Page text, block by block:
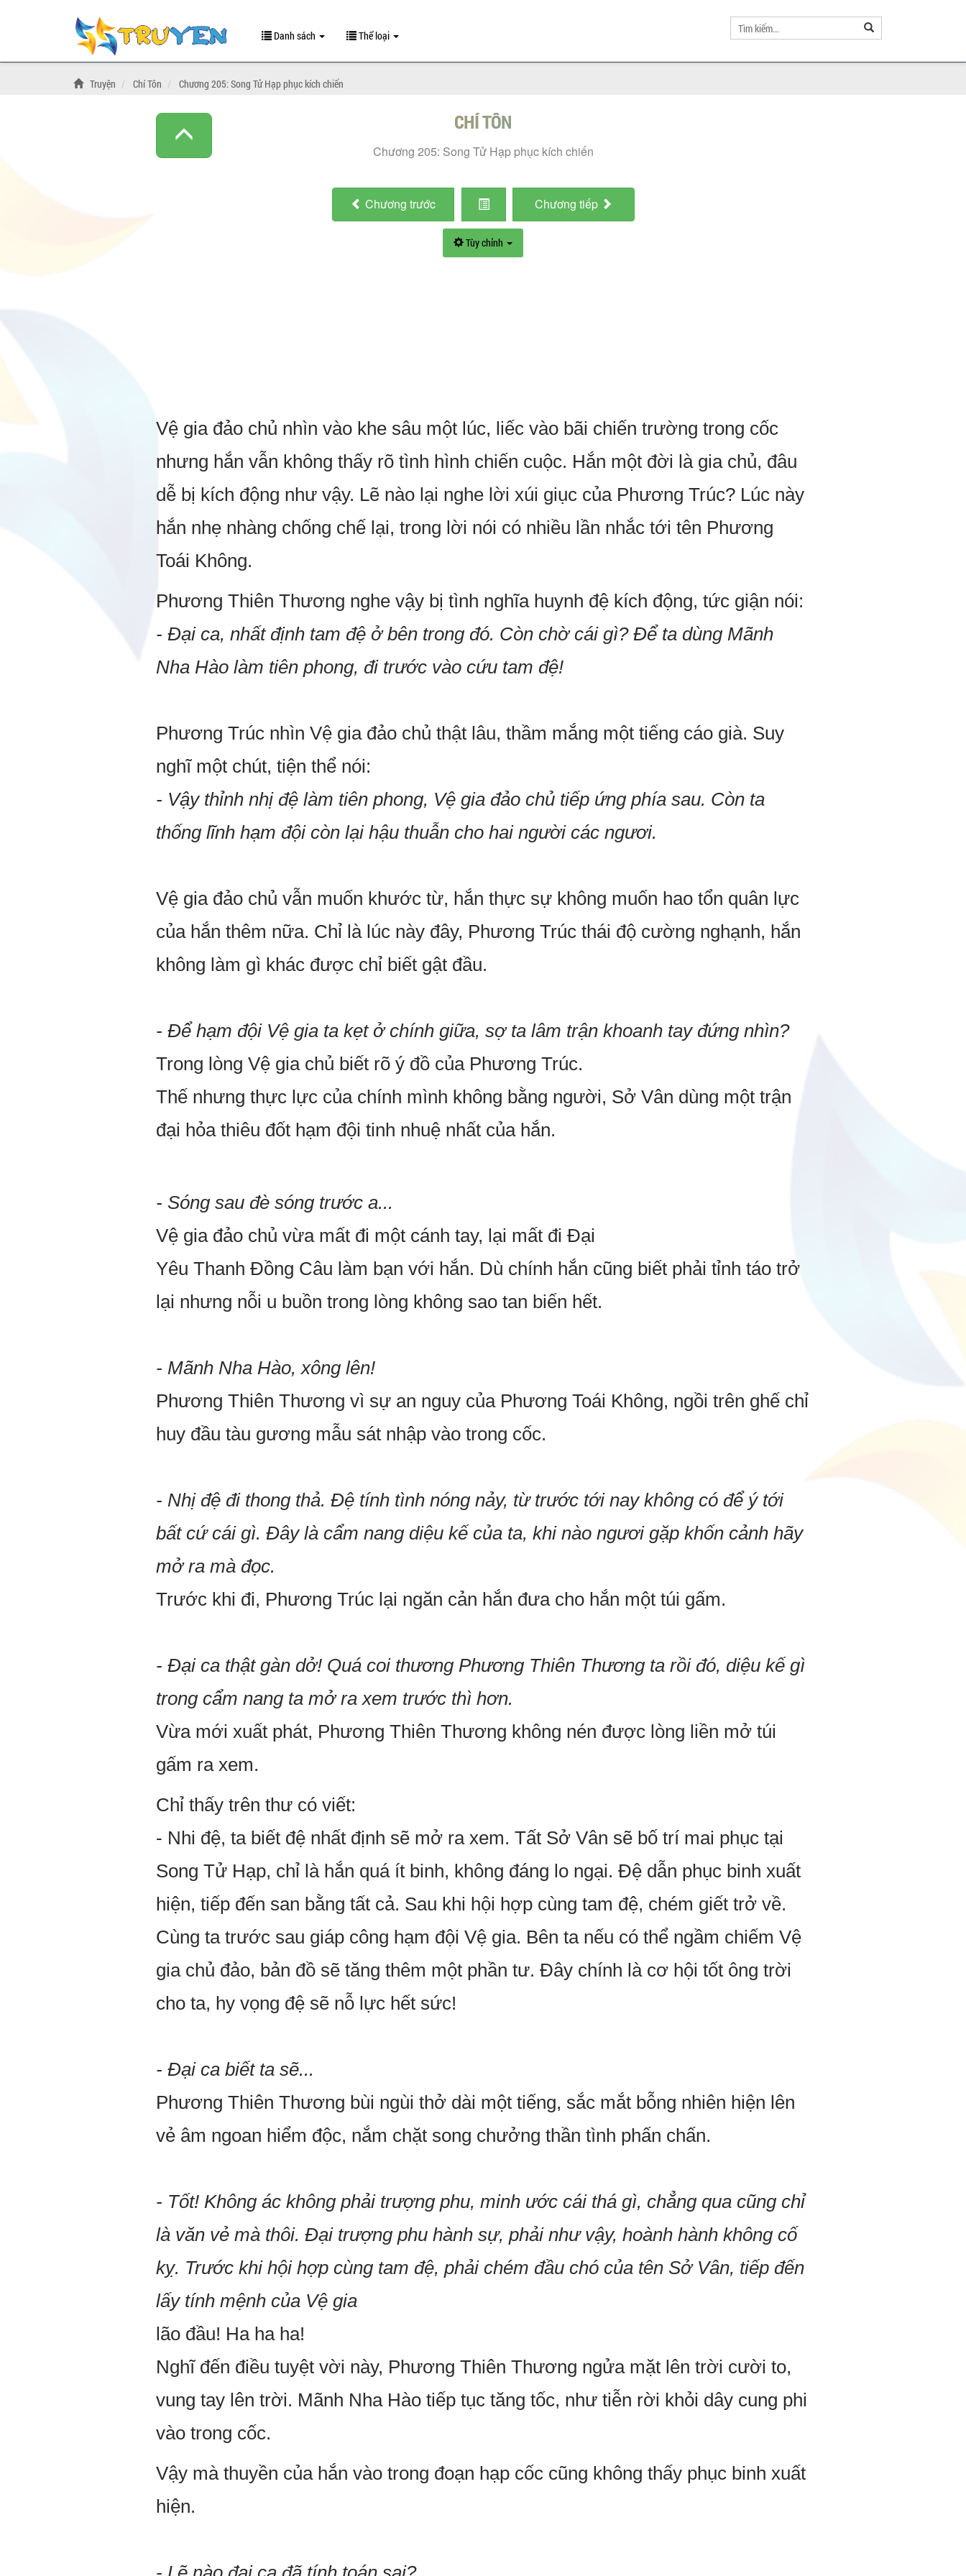
Danh sách Thể loại
Truyện Chí Tôn Chương 205: Song Tử Hạp phục kích chiến
CHÍ TÔN
Chương 205: Song Tử Hạp phục kích chiến
Chương trước Chương tiếp
Tùy chỉnh
Vệ gia đảo chủ nhìn vào khe sâu một lúc, liếc vào bãi chiến trường trong cốc
nhưng hắn vẫn không thấy rõ tình hình chiến cuộc. Hắn một đời là gia chủ, đâu
dễ bị kích động như vậy. Lẽ nào lại nghe lời xúi giục của Phương Trúc? Lúc này
hắn nhẹ nhàng chống chế lại, trong lời nói có nhiều lần nhắc tới tên Phương
Toái Không.
Phương Thiên Thương nghe vậy bị tình nghĩa huynh đệ kích động, tức giận nói:
- Đại ca, nhất định tam đệ ở bên trong đó. Còn chờ cái gì? Để ta dùng Mãnh
Nha Hào làm tiên phong, đi trước vào cứu tam đệ!
Phương Trúc nhìn Vệ gia đảo chủ thật lâu, thầm mắng một tiếng cáo già. Suy
nghĩ một chút, tiện thể nói:
- Vậy thỉnh nhị đệ làm tiên phong, Vệ gia đảo chủ tiếp ứng phía sau. Còn ta
thống lĩnh hạm đội còn lại hậu thuẫn cho hai người các ngươi.
Vệ gia đảo chủ vẫn muốn khước từ, hắn thực sự không muốn hao tổn quân lực
của hắn thêm nữa. Chỉ là lúc này đây, Phương Trúc thái độ cường nghạnh, hắn
không làm gì khác được chỉ biết gật đầu.
- Để hạm đội Vệ gia ta kẹt ở chính giữa, sợ ta lâm trận khoanh tay đứng nhìn?
Trong lòng Vệ gia chủ biết rõ ý đồ của Phương Trúc.
Thế nhưng thực lực của chính mình không bằng người, Sở Vân dùng một trận
đại hỏa thiêu đốt hạm đội tinh nhuệ nhất của hắn.
- Sóng sau đè sóng trước a...
Vệ gia đảo chủ vừa mất đi một cánh tay, lại mất đi Đại
Yêu Thanh Đồng Câu làm bạn với hắn. Dù chính hắn cũng biết phải tỉnh táo trở
lại nhưng nỗi u buồn trong lòng không sao tan biến hết.
- Mãnh Nha Hào, xông lên!
Phương Thiên Thương vì sự an nguy của Phương Toái Không, ngồi trên ghế chỉ
huy đầu tàu gương mẫu sát nhập vào trong cốc.
- Nhị đệ đi thong thả. Đệ tính tình nóng nảy, từ trước tới nay không có để ý tới
bất cứ cái gì. Đây là cẩm nang diệu kế của ta, khi nào ngươi gặp khốn cảnh hãy
mở ra mà đọc.
Trước khi đi, Phương Trúc lại ngăn cản hắn đưa cho hắn một túi gấm.
- Đại ca thật gàn dở! Quá coi thương Phương Thiên Thương ta rồi đó, diệu kế gì
trong cẩm nang ta mở ra xem trước thì hơn.
Vừa mới xuất phát, Phương Thiên Thương không nén được lòng liền mở túi
gấm ra xem.
Chỉ thấy trên thư có viết:
- Nhi đệ, ta biết đệ nhất định sẽ mở ra xem. Tất Sở Vân sẽ bố trí mai phục tại
Song Tử Hạp, chỉ là hắn quá ít binh, không đáng lo ngại. Đệ dẫn phục binh xuất
hiện, tiếp đến san bằng tất cả. Sau khi hội hợp cùng tam đệ, chém giết trở về.
Cùng ta trước sau giáp công hạm đội Vệ gia. Bên ta nếu có thể ngầm chiếm Vệ
gia chủ đảo, bản đồ sẽ tăng thêm một phần tư. Đây chính là cơ hội tốt ông trời
cho ta, hy vọng đệ sẽ nỗ lực hết sức!
- Đại ca biết ta sẽ...
Phương Thiên Thương bùi ngùi thở dài một tiếng, sắc mắt bỗng nhiên hiện lên
vẻ âm ngoan hiểm độc, nắm chặt song chưởng thần tình phấn chấn.
- Tốt! Không ác không phải trượng phu, minh ước cái thá gì, chẳng qua cũng chỉ
là văn vẻ mà thôi. Đại trượng phu hành sự, phải như vậy, hoành hành không cố
kỵ. Trước khi hội hợp cùng tam đệ, phải chém đầu chó của tên Sở Vân, tiếp đến
lấy tính mệnh của Vệ gia
lão đầu! Ha ha ha!
Nghĩ đến điều tuyệt vời này, Phương Thiên Thương ngửa mặt lên trời cười to,
vung tay lên trời. Mãnh Nha Hào tiếp tục tăng tốc, như tiễn rời khỏi dây cung phi
vào trong cốc.
Vậy mà thuyền của hắn vào trong đoạn hạp cốc cũng không thấy phục binh xuất
hiện.